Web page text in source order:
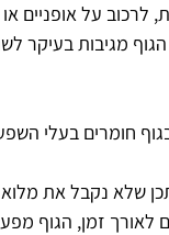
על אופניים
מגיבות בעיקר
חומרים בעלי
שלא נקבל את
זמן, הגוף מפעיל